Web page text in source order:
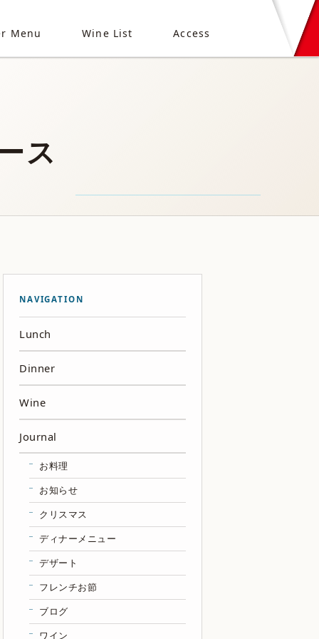
Menu Wine List Access
ス
NAVIGATION
Lunch
Dinner
Wine
Journal
お料理
お知らせ
クリスマス
ディナーメニュー
デザート
フレンチお節
ブログ
ワイン